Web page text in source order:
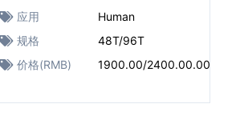
应用
Human
规格
48T/96T
价格(RMB)
1900.00/2400.00.00